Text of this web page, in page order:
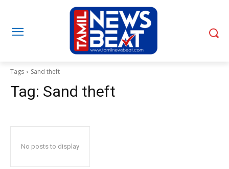
Tags Sand theft
Tag: Sand theft
No posts to display